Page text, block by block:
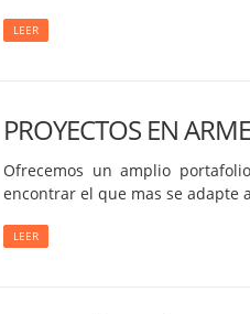
LEER
PROYECTOS EN
Ofrecemos un amplio
encontrar el que mas se adapte
LEER